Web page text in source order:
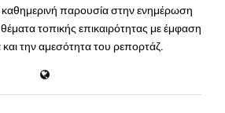
παρουσία στην ενημέρωση
τοπικής επικαιρότητας με έμφαση
και την αμεσότητα του ρεπορτάζ.